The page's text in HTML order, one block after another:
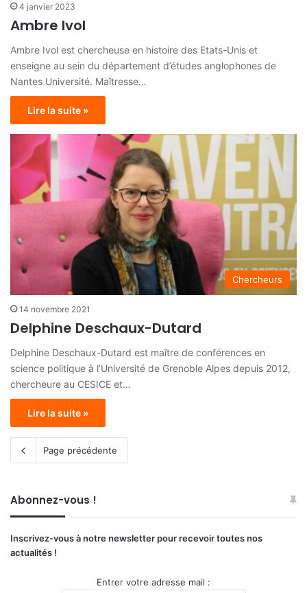
4 janvier 2023
Ambre Ivol
Ambre Ivol est chercheuse en histoire des Etats-Unis et
enseigne au sein du département d’études anglophones de
Nantes Université. Maîtresse…
Lire la suite »
Chercheurs
14 novembre 2021
Delphine Deschaux-Dutard
Delphine Deschaux-Dutard est maître de conférences en
science politique à l’Université de Grenoble Alpes depuis 2012,
chercheure au CESICE et…
Lire la suite »
Page précédente
Abonnez-vous !
Inscrivez-vous à notre newsletter pour recevoir toutes nos
actualités !
Entrer votre adresse mail :